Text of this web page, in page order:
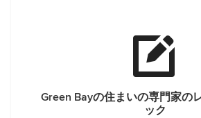
Green Bayの住まいの専門家の
ック